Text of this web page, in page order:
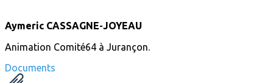
Aymeric CASSAGNE‐JOYEAU
Animation Comité64 à Jurançon.
Documents